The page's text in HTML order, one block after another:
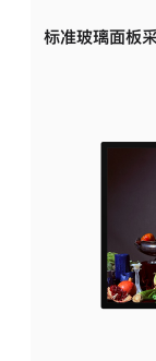
标准玻璃面板